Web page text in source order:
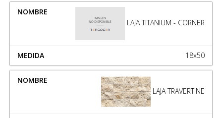
LAJA TITANIUM - CORNER
18x50
LAJA TRAVERTINE